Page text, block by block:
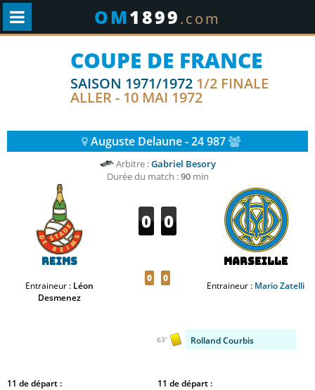
OM1899.com
COUPE DE FRANCE
SAISON 1971/1972 1/2 FINALE
ALLER - 10 MAI 1972
Auguste Delaune - 24 987
Arbitre :Gabriel Besory
Durée du match :90min
Reims
Entraineur : Léon
Desmenez
0 0
0 0
Marseille
Entraineur : Mario Zatelli
Rolland Courbis
63'
11 de départ : 11 de départ :